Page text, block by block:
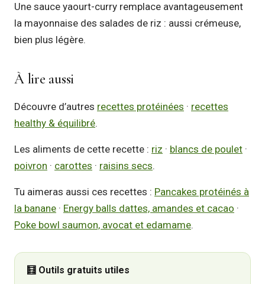
Une sauce yaourt-curry remplace avantageusement
la mayonnaise des salades de riz : aussi crémeuse,
bien plus légère.
À lire aussi
Découvre d’autres recettes protéinées · recettes
healthy & équilibré.
Les aliments de cette recette : riz · blancs de poulet ·
poivron · carottes · raisins secs.
Tu aimeras aussi ces recettes : Pancakes protéinés à
la banane · Energy balls dattes, amandes et cacao ·
Poke bowl saumon, avocat et edamame.
🧮 Outils gratuits utiles